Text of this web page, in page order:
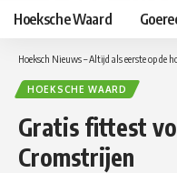
Hoeksche Waard
Hoeksch Nieuws – Altijd als eerste op de
HOEKSCHE WAARD
Gratis fittest
Cromstrijen